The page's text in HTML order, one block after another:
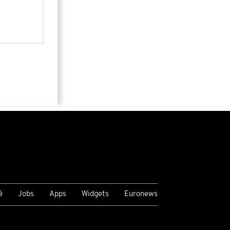
Jobs Apps Widgets Euronews